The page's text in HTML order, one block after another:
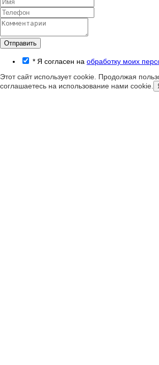
Отправить
* Я согласен на обработку моих
Этот сайт использует cookie. Продолжая
соглашаетесь на использование нами cookie.